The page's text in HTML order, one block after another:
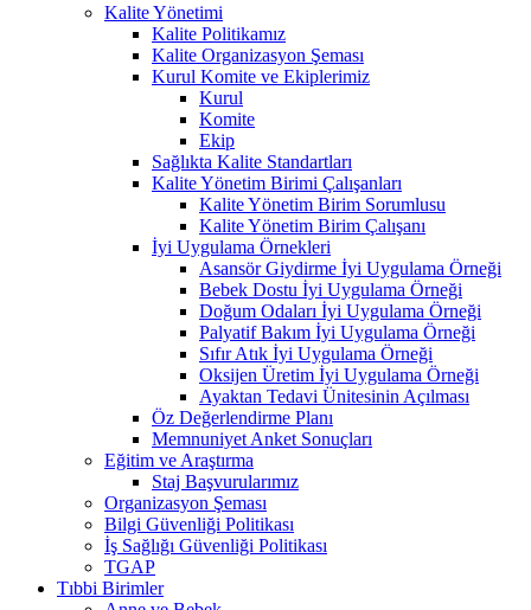
Kalite Yönetimi
Kalite Politikamız
Kalite Organizasyon Şeması
Kurul Komite ve Ekiplerimiz
Kurul
Komite
Ekip
Sağlıkta Kalite Standartları
Kalite Yönetim Birimi Çalışanları
Kalite Yönetim Birim Sorumlusu
Kalite Yönetim Birim Çalışanı
İyi Uygulama Örnekleri
Asansör Giydirme İyi Uygulama Örneği
Bebek Dostu İyi Uygulama Örneği
Doğum Odaları İyi Uygulama Örneği
Palyatif Bakım İyi Uygulama Örneği
Sıfır Atık İyi Uygulama Örneği
Oksijen Üretim İyi Uygulama Örneği
Ayaktan Tedavi Ünitesinin Açılması
Öz Değerlendirme Planı
Memnuniyet Anket Sonuçları
Eğitim ve Araştırma
Staj Başvurularımız
Organizasyon Şeması
Bilgi Güvenliği Politikası
İş Sağlığı Güvenliği Politikası
TGAP
Tıbbi Birimler